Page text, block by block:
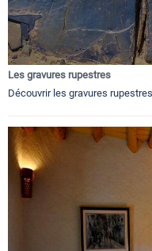
Les gravures rupestres
Découvrir les gravures